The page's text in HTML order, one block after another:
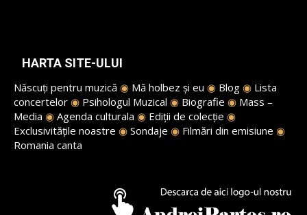
HARTA SITE-ULUI
Născuți pentru muzică ◉ Mă holbez și eu ◉ Blog ◉ Lista
concertelor ◉ Psihologul Muzical ◉ Biografie ◉ Mass –
Media ◉ Agenda culturala ◉ Ediții de colecție ◉
Exclusivitățile noastre ◉ Sondaje ◉ Filmări din emisiune ◉
Romania canta